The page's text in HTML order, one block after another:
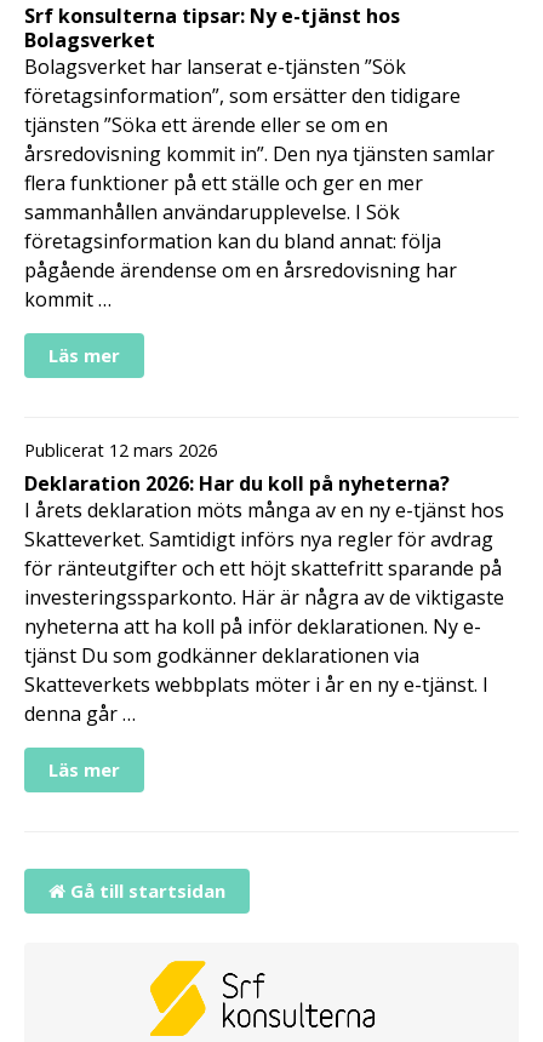
Srf konsulterna tipsar: Ny e-tjänst hos
Bolagsverket
Bolagsverket har lanserat e-tjänsten ”Sök
företagsinformation”, som ersätter den tidigare
tjänsten ”Söka ett ärende eller se om en
årsredovisning kommit in”. Den nya tjänsten samlar
flera funktioner på ett ställe och ger en mer
sammanhållen användarupplevelse. I Sök
företagsinformation kan du bland annat: följa
pågående ärendense om en årsredovisning har
kommit …
Läs mer
Publicerat 12 mars 2026
Deklaration 2026: Har du koll på nyheterna?
I årets deklaration möts många av en ny e-tjänst hos
Skatteverket. Samtidigt införs nya regler för avdrag
för ränteutgifter och ett höjt skattefritt sparande på
investeringssparkonto. Här är några av de viktigaste
nyheterna att ha koll på inför deklarationen. Ny e-
tjänst Du som godkänner deklarationen via
Skatteverkets webbplats möter i år en ny e-tjänst. I
denna går …
Läs mer
Gå till startsidan